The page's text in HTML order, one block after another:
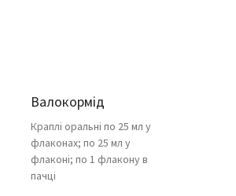
Валокормід
Краплі оральні по 25 мл у
флаконах; по 25 мл у
флаконі; по 1 флакону в
пачці